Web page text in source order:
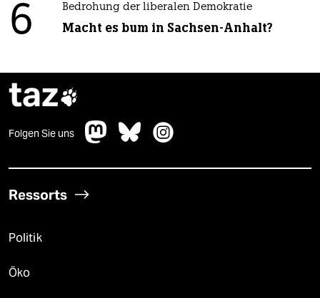
6 Bedrohung der liberalen Demokratie
Macht es bum in Sachsen-Anhalt?
taz
Folgen Sie uns
Ressorts
Politik
Öko